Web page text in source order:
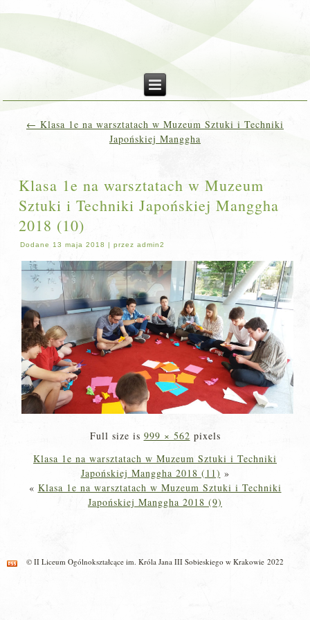
← Klasa 1e na warsztatach w Muzeum Sztuki i Techniki
Japońskiej Manggha
Klasa 1e na warsztatach w Muzeum
Sztuki i Techniki Japońskiej Manggha
2018 (10)
Dodane 13 maja 2018 |przez admin2
Full size is 999 × 562 pixels
Klasa 1e na warsztatach w Muzeum Sztuki i Techniki
Japońskiej Manggha 2018 (11) »
« Klasa 1e na warsztatach w Muzeum Sztuki i Techniki
Japońskiej Manggha 2018 (9)
© II Liceum Ogólnokształcące im. Króla Jana III Sobieskiego w Krakowie 2022